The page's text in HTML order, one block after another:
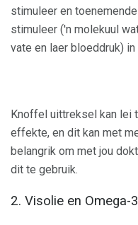
stimuleer en
stimuleer ('n molekuul
vate en laer bloeddruk)
Knoffel uittreksel kan lei
effekte, en dit kan met
belangrik om met jou
dit te gebruik.
2. Visolie en Omega-